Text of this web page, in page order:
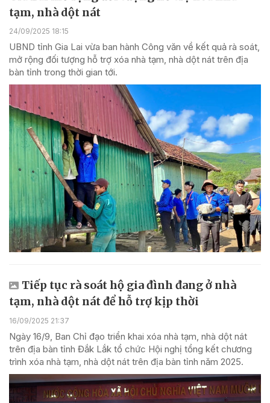
tạm, nhà dột nát
24/09/2025 18:15
UBND tỉnh Gia Lai vừa ban hành Công văn về kết quả rà soát,
mở rộng đối tượng hỗ trợ xóa nhà tạm, nhà dột nát trên địa
bàn tỉnh trong thời gian tới.
Tiếp tục rà soát hộ gia đình đang ở nhà
tạm, nhà dột nát để hỗ trợ kịp thời
16/09/2025 21:37
Ngày 16/9, Ban Chỉ đạo triển khai xóa nhà tạm, nhà dột nát
trên địa bàn tỉnh Đắk Lắk tổ chức Hội nghị tổng kết chương
trình xóa nhà tạm, nhà dột nát trên địa bàn tỉnh năm 2025.